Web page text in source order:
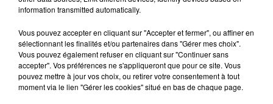
DESTRESSER
Revivez les meilleurs moments de la Ligne des Auditeurs
information transmitted automatically.
Vous pouvez accepter en cliquant sur "Accepter et fermer", ou affiner en
sélectionnant les finalités et/ou partenaires dans "Gérer mes choix".
Vous pouvez également refuser en cliquant sur "Continuer sans
accepter". Vos préférences ne s'appliqueront que pour ce site. Vous
pouvez mettre à jour vos choix, ou retirer votre consentement à tout
moment via le lien "Gérer les cookies" situé en bas de chaque page.